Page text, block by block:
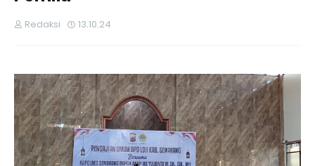
Redaksi 13.10.24